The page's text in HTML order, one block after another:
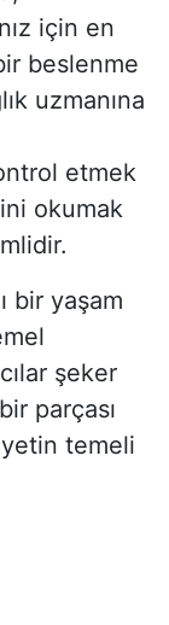
için en
beslenme
uzmanına
etmek
okumak
bir yaşam
şeker
parçası
temeli